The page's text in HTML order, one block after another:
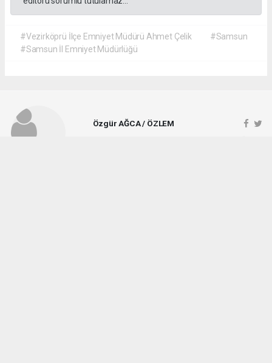
#Vezirköprü İlçe Emniyet Müdürü Ahmet Çelik
#Samsun
#Samsun İl Emniyet Müdürlüğü
Özgür AĞCA / ÖZLEM